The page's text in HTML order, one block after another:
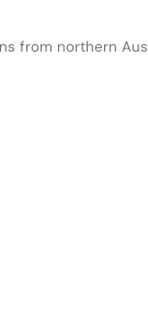
from northern